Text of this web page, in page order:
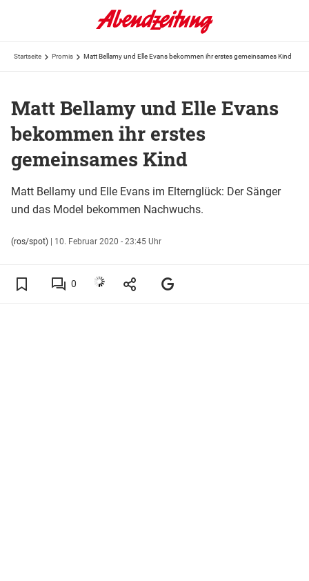
Startseite Promis Matt Bellamy und Elle Evans bekommen ihr erstes gemeinsames Kind
Matt Bellamy und Elle Evans
bekommen ihr erstes
gemeinsames Kind
Matt Bellamy und Elle Evans im Elternglück: Der Sänger
und das Model bekommen Nachwuchs.
(ros/spot) | 10. Februar 2020 - 23:45 Uhr
0